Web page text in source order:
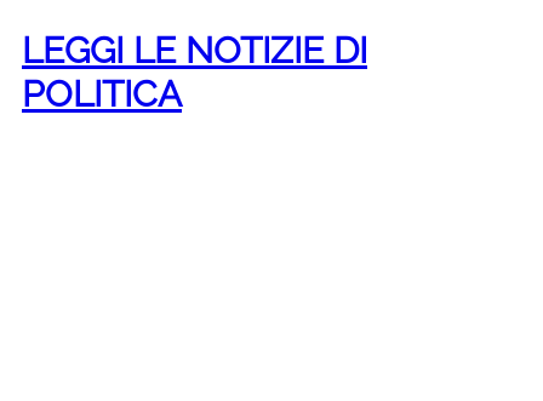
LEGGI LE NOTIZIE DI
POLITICA